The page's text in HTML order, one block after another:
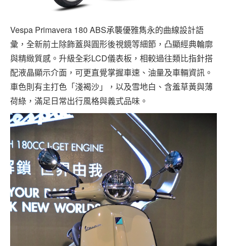
Vespa Primavera 180 ABS承襲優雅雋永的曲線設計語
彙，全新前土除飾蓋與圓形後視鏡等細節，凸顯經典輪廓
與精緻質感。升級全彩LCD儀表板，相較過往類比指針搭
配液晶顯示介面，可更直覺掌握車速、油量及車輛資訊。
車色則有主打色「淺褐沙」，以及雪地白、含羞草黃與薄
荷綠，滿足日常出行風格與義式品味。